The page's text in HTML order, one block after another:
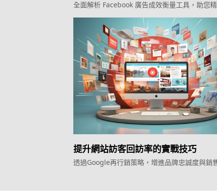
道？
全面解析 Facebook 廣告成效衡量工具，助您
提升網站訪客回訪率的實戰技巧
透過Google再行銷策略，增進品牌忠誠度與銷